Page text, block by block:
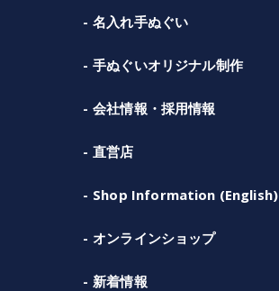
名入れ手ぬぐい
手ぬぐいオリジナル制作
会社情報・採用情報
直営店
Shop Information (English)
オンラインショップ
新着情報